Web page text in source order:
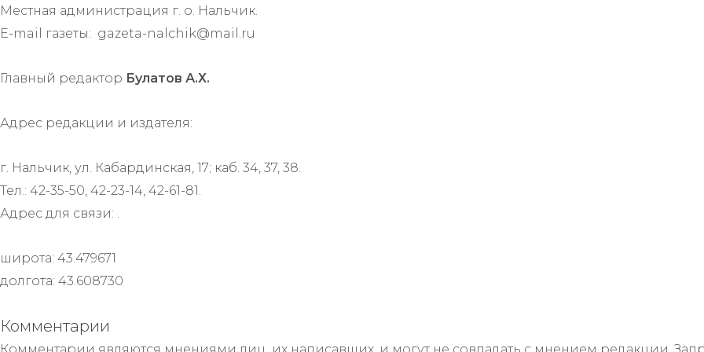
Местная администрация г. о. Нальчик.
E-mail газеты: gazeta-nalchik@mail.ru
Главный редактор Булатов А.Х.
Адрес редакции и издателя:
г. Нальчик, ул. Кабардинская, 17; каб. 34, 37, 38.
Тел.: 42-35-50, 42-23-14, 42-61-81.
Адрес для связи: .
широта: 43.479671
долгота: 43.608730
Комментарии